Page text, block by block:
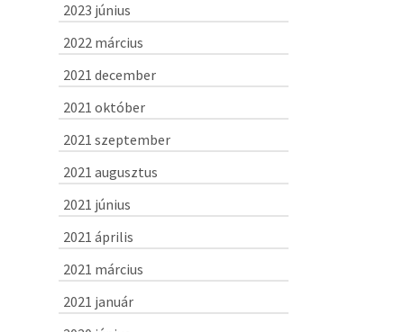
2023 június
2022 március
2021 december
2021 október
2021 szeptember
2021 augusztus
2021 június
2021 április
2021 március
2021 január